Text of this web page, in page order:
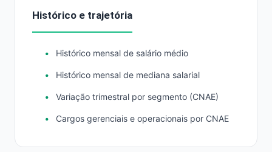
Histórico e trajetória
Histórico mensal de salário médio
Histórico mensal de mediana salarial
Variação trimestral por segmento (CNAE)
Cargos gerenciais e operacionais por CNAE